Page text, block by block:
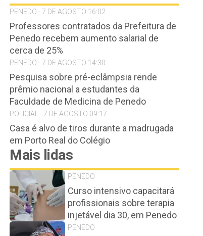
PENEDO - 7 DE AGOSTO 16:02
Professores contratados da Prefeitura de
Penedo recebem aumento salarial de
cerca de 25%
PENEDO - 7 DE AGOSTO 14:30
Pesquisa sobre pré-eclâmpsia rende
prêmio nacional a estudantes da
Faculdade de Medicina de Penedo
POLICIAL - 7 DE AGOSTO 09:17
Casa é alvo de tiros durante a madrugada
em Porto Real do Colégio
Mais lidas
PENEDO
Curso intensivo capacitará
profissionais sobre terapia
injetável dia 30, em Penedo
PENEDO